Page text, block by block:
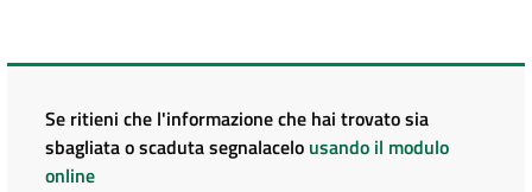
Se ritieni che l'informazione che hai trovato sia
sbagliata o scaduta segnalacelo usando il modulo
online